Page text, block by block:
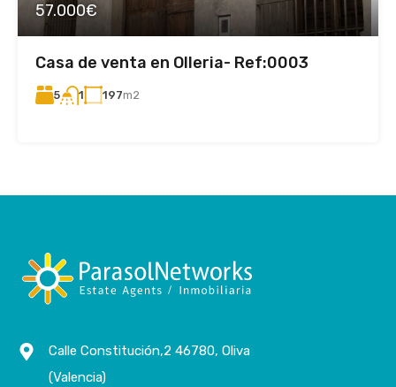
57.000€
Casa de venta en Olleria- Ref:0003
5 1 197m2
Calle Constitución,2 46780, Oliva
(Valencia)